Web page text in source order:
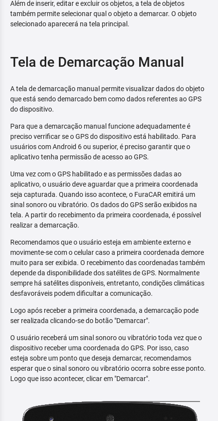
Além de inserir, editar e excluir os objetos, a tela de objetos
também permite selecionar qual o objeto a demarcar. O objeto
selecionado aparecerá na tela principal.
Tela de Demarcação Manual
A tela de demarcação manual permite visualizar dados do objeto
que está sendo demarcado bem como dados referentes ao GPS
do dispositivo.
Para que a demarcação manual funcione adequadamente é
preciso verrificar se o GPS do dispositivo está habilitado. Para
usuários com Android 6 ou superior, é preciso garantir que o
aplicativo tenha permissão de acesso ao GPS.
Uma vez com o GPS habilitado e as permissões dadas ao
aplicativo, o usuário deve aguardar que a primeira coordenada
seja capturada. Quando isso acontece, o FuraCAR emitirá um
sinal sonoro ou vibratório. Os dados do GPS serão exibidos na
tela. A partir do recebimento da primeira coordenada, é possível
realizar a demarcação.
Recomendamos que o usuário esteja em ambiente externo e
movimente-se com o celular caso a primeira coordenada demore
muito para ser exibida. O recebimento das coordenadas também
depende da disponibilidade dos satélites de GPS. Normalmente
sempre há satélites disponíveis, entretanto, condições climáticas
desfavoráveis podem dificultar a comunicação.
Logo após receber a primeira coordenada, a demarcação pode
ser realizada clicando-se do botão "Demarcar".
O usuário receberá um sinal sonoro ou vibratório toda vez que o
dispositivo receber uma coordenada do GPS. Por isso, caso
esteja sobre um ponto que deseja demarcar, recomendamos
esperar que o sinal sonoro ou vibratório ocorra sobre esse ponto.
Logo que isso acontecer, clicar em "Demarcar".